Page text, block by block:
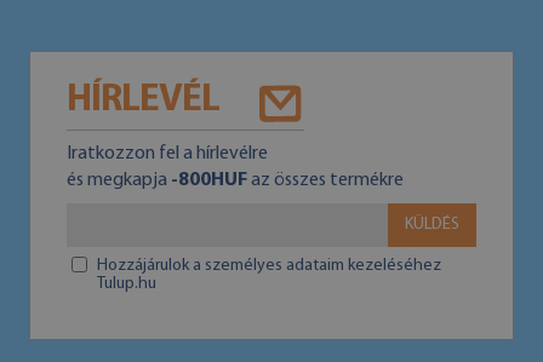
HÍRLEVÉL
Iratkozzon fel a hírlevélre
és megkapja -800HUFaz összes termékre
KÜLDÉS
Hozzájárulok a személyes adataim kezeléséhez
Tulup.hu